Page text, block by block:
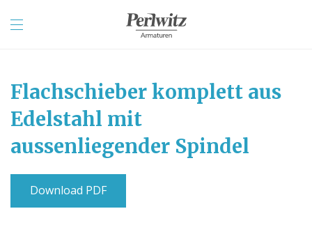
Flachschieber komplett aus
Edelstahl mit
aussenliegender Spindel
Download PDF